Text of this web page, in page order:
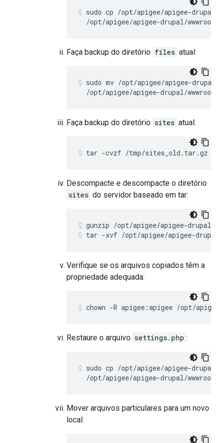
sudo cp /opt/apigee/apigee-
/opt/apigee/apigee-drupal/
Faça backup do diretório files atual:
sudo mv /opt/apigee/apigee-
/opt/apigee/apigee-drupal/
Faça backup do diretório sites atual:
tar -cvzf /tmp/sites_old.tar.gz /
Descompacte e descompacte o diretório
sites do servidor baseado em tar:
tar -xvf /opt/apigee/apigee-
Verifique se os arquivos copiados têm a
propriedade adequada:
chown -R apigee:apigee /opt/
Restaure o arquivo settings.php :
sudo cp /opt/apigee/apigee-
/opt/apigee/apigee-drupal/
Mover arquivos particulares para um novo
local: